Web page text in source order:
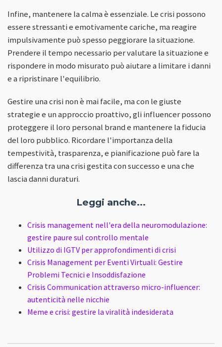
Infine, mantenere la calma è essenziale. Le crisi possono
essere stressanti e emotivamente cariche, ma reagire
impulsivamente può spesso peggiorare la situazione.
Prendere il tempo necessario per valutare la situazione e
rispondere in modo misurato può aiutare a limitare i danni
e a ripristinare l'equilibrio.
Gestire una crisi non è mai facile, ma con le giuste
strategie e un approccio proattivo, gli influencer possono
proteggere il loro personal brand e mantenere la fiducia
del loro pubblico. Ricordare l'importanza della
tempestività, trasparenza, e pianificazione può fare la
differenza tra una crisi gestita con successo e una che
lascia danni duraturi.
Leggi anche...
Crisis management nell'era della neuromodulazione:
gestire paure sul controllo mentale
Utilizzo di IGTV per approfondimenti di crisi
Crisis Management per Eventi Virtuali: Gestire
Problemi Tecnici e Insoddisfazione
Crisis Communication attraverso micro-influencer:
autenticità nelle nicchie
Meme e crisi: gestire la viralità indesiderata